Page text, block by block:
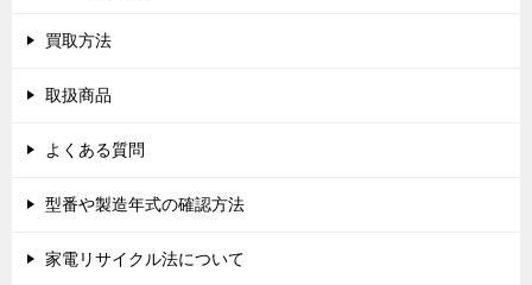
買取方法
取扱商品
よくある質問
型番や製造年式の確認方法
家電リサイクル法について